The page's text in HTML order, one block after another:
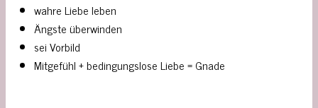
wahre Liebe leben
Ängste überwinden
sei Vorbild
Mitgefühl + bedingungslose Liebe = Gnade